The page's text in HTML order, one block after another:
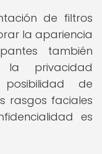
de filtros
la apariencia
también
la privacidad
de
rasgos faciales
es